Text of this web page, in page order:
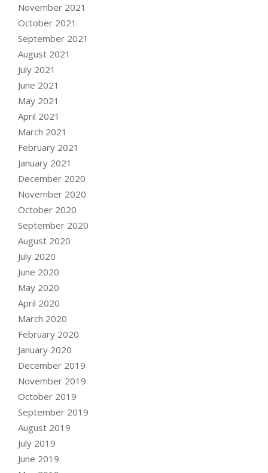
November 2021
October 2021
September 2021
August 2021
July 2021
June 2021
May 2021
April 2021
March 2021
February 2021
January 2021
December 2020
November 2020
October 2020
September 2020
August 2020
July 2020
June 2020
May 2020
April 2020
March 2020
February 2020
January 2020
December 2019
November 2019
October 2019
September 2019
August 2019
July 2019
June 2019